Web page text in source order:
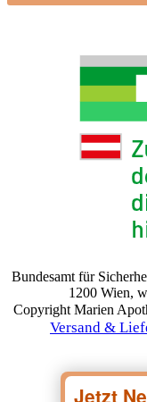
Bundesamt für
1200 Wien,
Copyright Marien
Versand &